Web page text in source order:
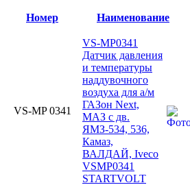
Номер
Наименование
VS-MP 0341
VS-MP0341
Датчик давления
и температуры
наддувочного
воздуха для а/м
ГАЗон Next,
МАЗ с дв.
ЯМЗ-534, 536,
Камаз,
ВАЛДАЙ, Iveco
VSMP0341
STARTVOLT